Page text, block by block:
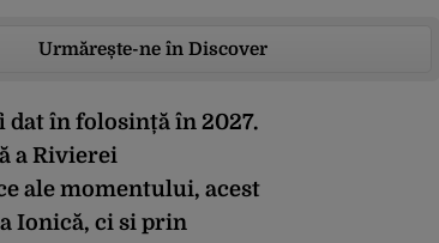
Urmărește-ne în Discover
dat în folosință în 2027.
a Rivierei
ale momentului, acest
Ionică, ci si prin